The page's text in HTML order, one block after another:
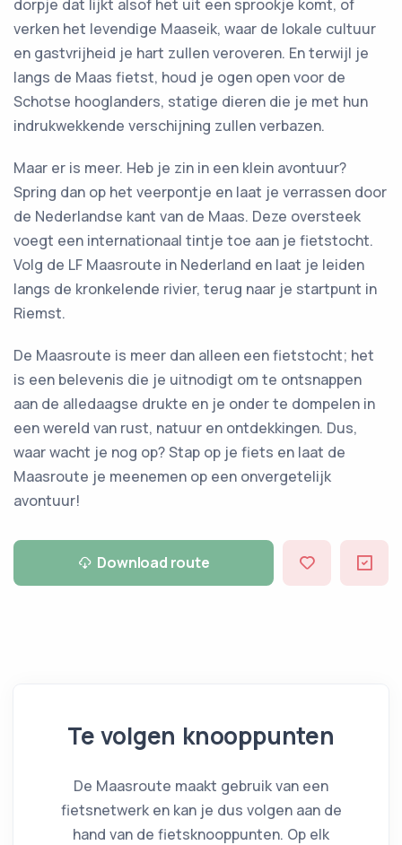
dorpje dat lijkt alsof het uit een sprookje komt, of
verken het levendige Maaseik, waar de lokale cultuur
en gastvrijheid je hart zullen veroveren. En terwijl je
langs de Maas fietst, houd je ogen open voor de
Schotse hooglanders, statige dieren die je met hun
indrukwekkende verschijning zullen verbazen.
Maar er is meer. Heb je zin in een klein avontuur?
Spring dan op het veerpontje en laat je verrassen door
de Nederlandse kant van de Maas. Deze oversteek
voegt een internationaal tintje toe aan je fietstocht.
Volg de LF Maasroute in Nederland en laat je leiden
langs de kronkelende rivier, terug naar je startpunt in
Riemst.
De Maasroute is meer dan alleen een fietstocht; het
is een belevenis die je uitnodigt om te ontsnappen
aan de alledaagse drukte en je onder te dompelen in
een wereld van rust, natuur en ontdekkingen. Dus,
waar wacht je nog op? Stap op je fiets en laat de
Maasroute je meenemen op een onvergetelijk
avontuur!
Download route
Te volgen knooppunten
De Maasroute maakt gebruik van een
fietsnetwerk en kan je dus volgen aan de
hand van de fietsknooppunten. Op elk